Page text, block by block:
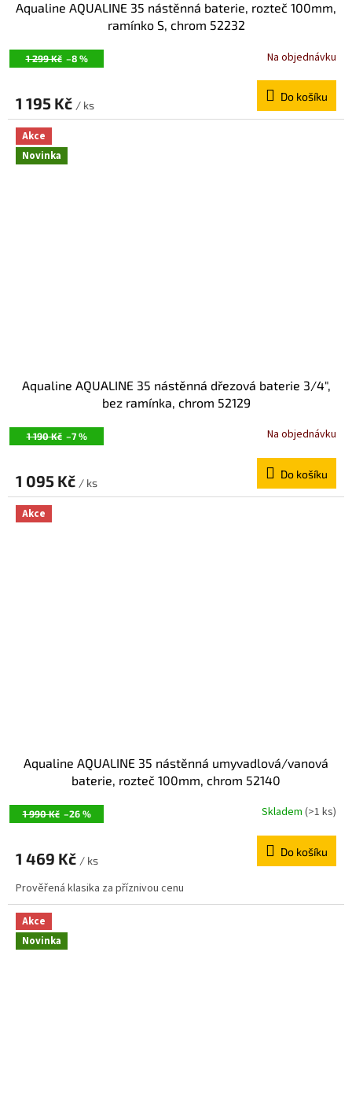
1 299 Kč –8 %
Aqualine AQUALINE 35 nástěnná baterie, rozteč 100mm,
ramínko S, chrom 52232
Na objednávku
1 195 Kč / ks
Do košíku
Akce
Novinka
1 190 Kč –7 %
Aqualine AQUALINE 35 nástěnná dřezová baterie 3/4",
bez ramínka, chrom 52129
Na objednávku
1 095 Kč / ks
Do košíku
Akce
1 990 Kč –26 %
Aqualine AQUALINE 35 nástěnná umyvadlová/vanová
baterie, rozteč 100mm, chrom 52140
Skladem (>1 ks)
1 469 Kč / ks
Do košíku
Prověřená klasika za příznivou cenu
Akce
Novinka